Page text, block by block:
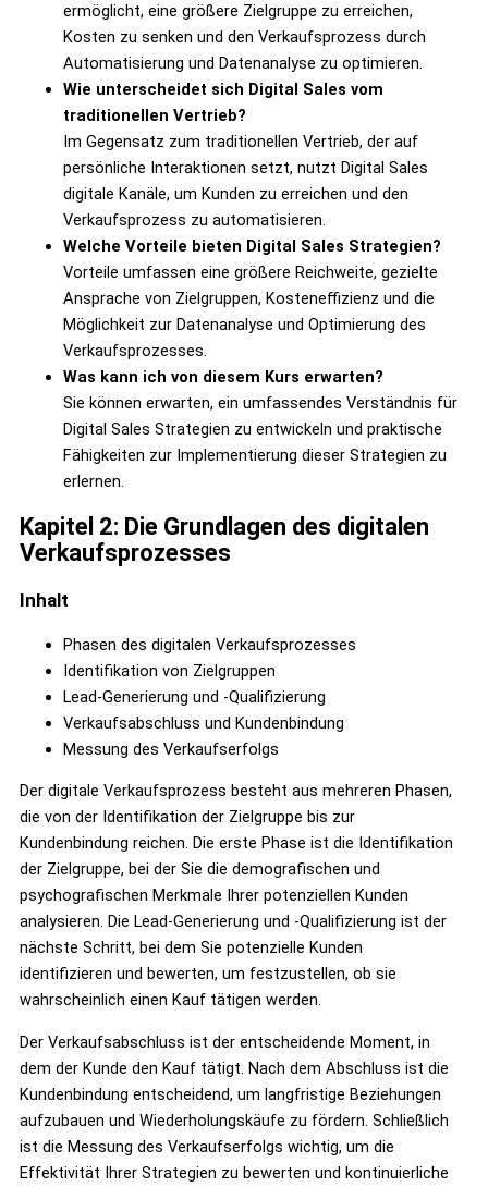
ermöglicht, eine größere Zielgruppe zu erreichen,
Kosten zu senken und den Verkaufsprozess durch
Automatisierung und Datenanalyse zu optimieren.
Wie unterscheidet sich Digital Sales vom
traditionellen Vertrieb?
Im Gegensatz zum traditionellen Vertrieb, der auf
persönliche Interaktionen setzt, nutzt Digital Sales
digitale Kanäle, um Kunden zu erreichen und den
Verkaufsprozess zu automatisieren.
Welche Vorteile bieten Digital Sales Strategien?
Vorteile umfassen eine größere Reichweite, gezielte
Ansprache von Zielgruppen, Kosteneffizienz und die
Möglichkeit zur Datenanalyse und Optimierung des
Verkaufsprozesses.
Was kann ich von diesem Kurs erwarten?
Sie können erwarten, ein umfassendes Verständnis für
Digital Sales Strategien zu entwickeln und praktische
Fähigkeiten zur Implementierung dieser Strategien zu
erlernen.
Kapitel 2: Die Grundlagen des digitalen
Verkaufsprozesses
Inhalt
Phasen des digitalen Verkaufsprozesses
Identifikation von Zielgruppen
Lead-Generierung und -Qualifizierung
Verkaufsabschluss und Kundenbindung
Messung des Verkaufserfolgs
Der digitale Verkaufsprozess besteht aus mehreren Phasen,
die von der Identifikation der Zielgruppe bis zur
Kundenbindung reichen. Die erste Phase ist die Identifikation
der Zielgruppe, bei der Sie die demografischen und
psychografischen Merkmale Ihrer potenziellen Kunden
analysieren. Die Lead-Generierung und -Qualifizierung ist der
nächste Schritt, bei dem Sie potenzielle Kunden
identifizieren und bewerten, um festzustellen, ob sie
wahrscheinlich einen Kauf tätigen werden.
Der Verkaufsabschluss ist der entscheidende Moment, in
dem der Kunde den Kauf tätigt. Nach dem Abschluss ist die
Kundenbindung entscheidend, um langfristige Beziehungen
aufzubauen und Wiederholungskäufe zu fördern. Schließlich
ist die Messung des Verkaufserfolgs wichtig, um die
Effektivität Ihrer Strategien zu bewerten und kontinuierliche